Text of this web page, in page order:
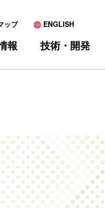
ップ ENGLISH
報 技術・開発